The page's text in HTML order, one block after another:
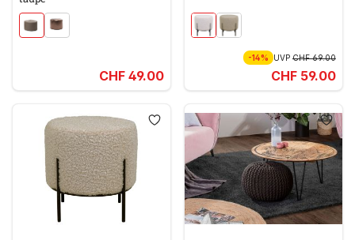
CHF 49.00
-14% UVPCHF 69.00
CHF 59.00